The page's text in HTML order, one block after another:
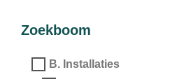
Zoekboom
B. Installaties